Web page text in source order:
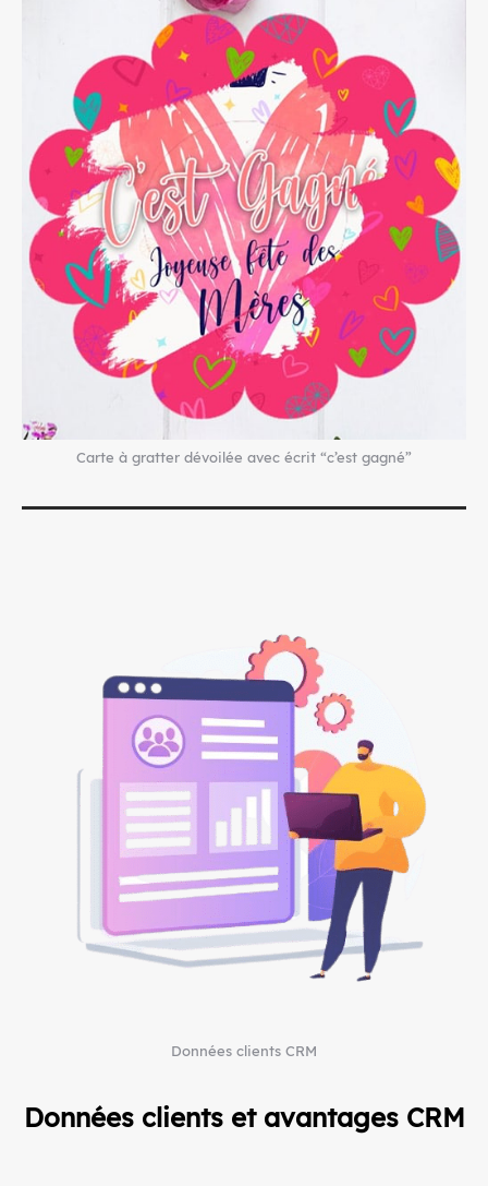
Carte à gratter dévoilée avec écrit “c’est gagné”
Données clients CRM
Données clients et avantages CRM